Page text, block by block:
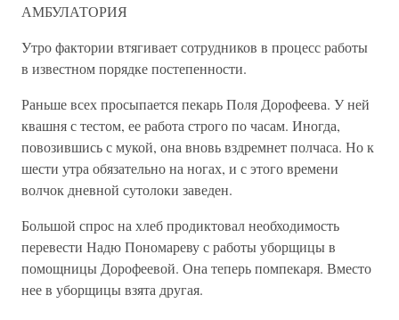
АМБУЛАТОРИЯ
Утро фактории втягивает сотрудников в процесс работы
в известном порядке постепенности.
Раньше всех просыпается пекарь Поля Дорофеева. У ней
квашня с тестом, ее работа строго по часам. Иногда,
повозившись с мукой, она вновь вздремнет полчаса. Но к
шести утра обязательно на ногах, и с этого времени
волчок дневной сутолоки заведен.
Большой спрос на хлеб продиктовал необходимость
перевести Надю Пономареву с работы уборщицы в
помощницы Дорофеевой. Она теперь помпекаря. Вместо
нее в уборщицы взята другая.